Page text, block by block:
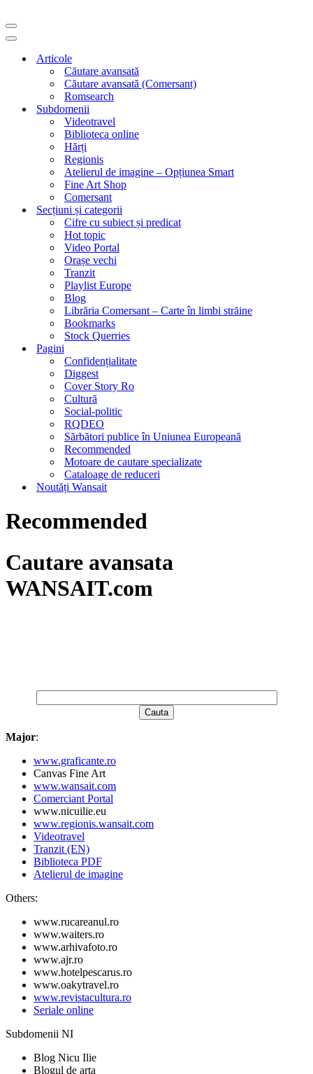
Meniu
de
Meniu
navigareArticole
Căutare avansată
Căutare avansată (Comersant)
Romsearch
Subdomenii
Videotravel
Biblioteca online
Hărți
Regionis
Atelierul de imagine – Opțiunea Smart
Fine Art Shop
Comersant
Secțiuni și categorii
Cifre cu subiect și predicat
Hot topic
Video Portal
Orașe vechi
Tranzit
Playlist Europe
Blog
Librăria Comersant – Carte în limbi străine
Bookmarks
Stock Querries
Pagini
Confidențialitate
Diggest
Cover Story Ro
Cultură
Social-politic
RQDEO
Sărbători publice în Uniunea Europeană
Recommended
Motoare de cautare specializate
Cataloage de reduceri
Noutăți Wansait
Recommended
Cautare avansata
WANSAIT.com
Major:
www.graficante.ro
Canvas Fine Art
www.wansait.com
Comerciant Portal
www.nicuilie.eu
www.regionis.wansait.com
Videotravel
Tranzit (EN)
Biblioteca PDF
Atelierul de imagine
Others:
www.rucareanul.ro
www.waiters.ro
www.arhivafoto.ro
www.ajr.ro
www.hotelpescarus.ro
www.oakytravel.ro
www.revistacultura.ro
Seriale online
Subdomenii NI
Blog Nicu Ilie
Blogul de arta